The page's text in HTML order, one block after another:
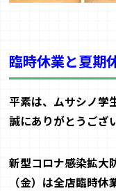
臨時休業と夏期
平素は、ムサシノ学
誠にありがとう ござ
新型コロナ感染拡大
（金） は全店臨時休